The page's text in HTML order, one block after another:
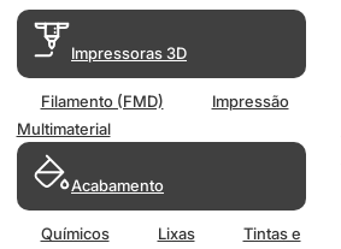
Impressoras 3D
Filamento (FMD)
Impressão
Multimaterial
Acabamento
Químicos Lixas
Tintas e